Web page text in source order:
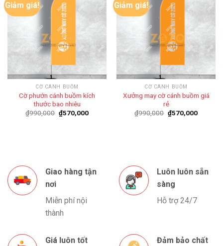
Giảm giá!
CỜ CÁNH BUỒM
Cờ phướn cánh buồm kích
thước bao nhiêu
₫990,000 Giá
gốc
₫570,000Giá
Giảm giá!
CỜ CÁNH BUỒM
Xưởng may cờ cánh buồm giá
rẻ
₫990,000 Giá
gốc
₫570,000Giá
Giao hàng tận
nơi
Miễn phí nội
thành
Luôn luôn sẵn
sàng
Hỗ trợ 24/7
Giá luôn tốt
Đảm bảo chất